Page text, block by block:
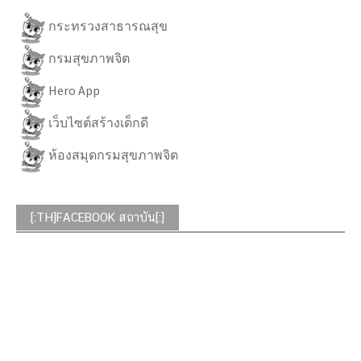
กระทรวงสาธารณสุข
กรมสุขภาพจิต
Hero App
เว็บไซต์สร้างเด็กดี
ห้องสมุดกรมสุขภาพจิต
[:TH]FACEBOOK สถาบัน[:]